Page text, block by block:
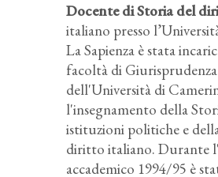
Docente di Storia del
italiano presso
La Sapienza è stata
facoltà di Giurisprudenza
dell'Università di
l'insegnamento della
istituzioni politiche e
diritto italiano. Durante
accademico 1994/95 è